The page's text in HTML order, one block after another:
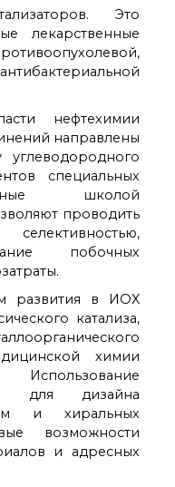
Это
лекарственные
нефтехимии
направлены
специальных
школой
проводить
побочных
развития в ИОХ
катализа,
химии
для дизайна
и хиральных
возможности
и адресных